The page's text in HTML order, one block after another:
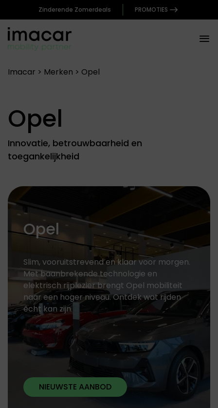
Zinderende Zomerdeals PROMOTIES
naarImacar > Merken > Opel
Opel
Innovatie, betrouwbaarheid en
toegankelijkheid
Opel
Slim, vooruitstrevend en klaar voor morgen.
Met baanbrekende technologie en
elektrisch rijplezier brengt Opel mobiliteit
naar een hoger niveau. Ontdek wat rijden
écht kan zijn.
NIEUWSTE AANBOD